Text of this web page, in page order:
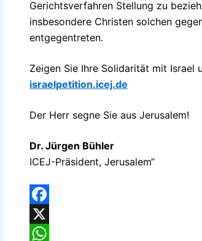
Gerichtsverfahren Stellung zu
insbesondere Christen solchen
entgegentreten.
Zeigen Sie Ihre Solidarität mit Israel
israelpetition.icej.de
Der Herr segne Sie aus Jerusalem!
Dr. Jürgen Bühler
ICEJ-Präsident, Jerusalem“
Facebook
X